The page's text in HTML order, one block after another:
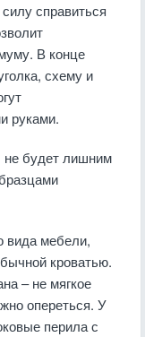
справиться
В конце
схему и
руками.
не будет лишним
вида мебели,
кроватью.
– не мягкое
опереться. У
перила с